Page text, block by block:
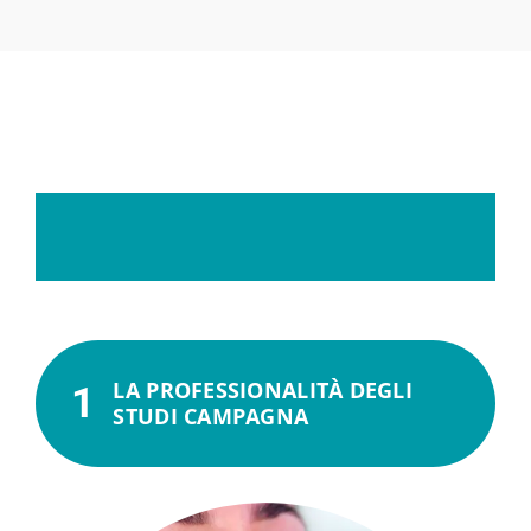
1
LA PROFESSIONALITÀ DEGLI
STUDI CAMPAGNA